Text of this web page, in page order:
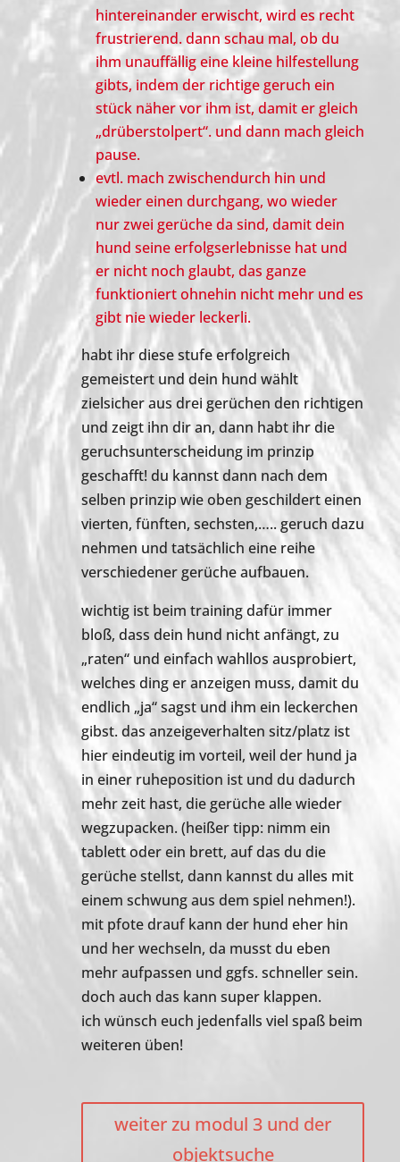
hintereinander erwischt, wird es recht
frustrierend. dann schau mal, ob du
ihm unauffällig eine kleine hilfestellung
gibts, indem der richtige geruch ein
stück näher vor ihm ist, damit er gleich
„drüberstolpert“. und dann mach gleich
pause.
evtl. mach zwischendurch hin und
wieder einen durchgang, wo wieder
nur zwei gerüche da sind, damit dein
hund seine erfolgserlebnisse hat und
er nicht noch glaubt, das ganze
funktioniert ohnehin nicht mehr und es
gibt nie wieder leckerli.
habt ihr diese stufe erfolgreich
gemeistert und dein hund wählt
zielsicher aus drei gerüchen den richtigen
und zeigt ihn dir an, dann habt ihr die
geruchsunterscheidung im prinzip
geschafft! du kannst dann nach dem
selben prinzip wie oben geschildert einen
vierten, fünften, sechsten,….. geruch dazu
nehmen und tatsächlich eine reihe
verschiedener gerüche aufbauen.
wichtig ist beim training dafür immer
bloß, dass dein hund nicht anfängt, zu
„raten“ und einfach wahllos ausprobiert,
welches ding er anzeigen muss, damit du
endlich „ja“ sagst und ihm ein leckerchen
gibst. das anzeigeverhalten sitz/platz ist
hier eindeutig im vorteil, weil der hund ja
in einer ruheposition ist und du dadurch
mehr zeit hast, die gerüche alle wieder
wegzupacken. (heißer tipp: nimm ein
tablett oder ein brett, auf das du die
gerüche stellst, dann kannst du alles mit
einem schwung aus dem spiel nehmen!).
mit pfote drauf kann der hund eher hin
und her wechseln, da musst du eben
mehr aufpassen und ggfs. schneller sein.
doch auch das kann super klappen.
ich wünsch euch jedenfalls viel spaß beim
weiteren üben!
weiter zu modul 3 und der
objektsuche